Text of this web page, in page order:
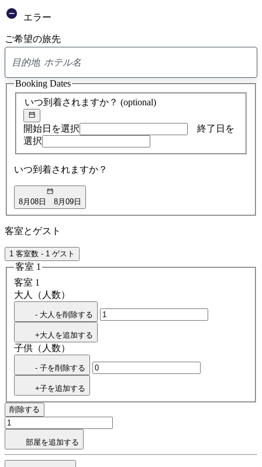
エラー
ご希望の旅先
ア
ド
バ
イ
検
索
いつ到着されますか？ (optional)
開始日を選択
終了日を
選択
いつ到着されますか？
8月08日 8月09日
Booking Dates
客室とゲスト
1 客室数 - 1 ゲスト
客室 1
客室 1
大人（人数）
- 大人を削除する
+大人を追加する
子供（人数）
- 子を削除する
+子を追加する
削除する
部屋を追加する